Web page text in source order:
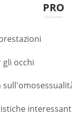
PRO
gli occhi